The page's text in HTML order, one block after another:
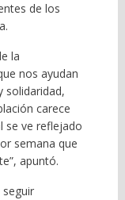
de los
la
nos ayudan
solidaridad,
carece
se ve reflejado
semana que
apuntó.
seguir